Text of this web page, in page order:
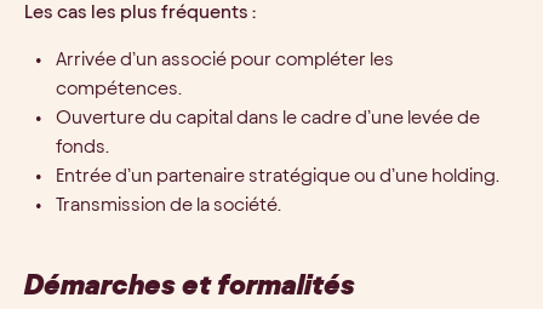
Les cas les plus fréquents :
Arrivée d’un associé pour compléter les
compétences.
Ouverture du capital dans le cadre d’une levée de
fonds.
Entrée d’un partenaire stratégique ou d’une holding.
Transmission de la société.
Démarches et formalités